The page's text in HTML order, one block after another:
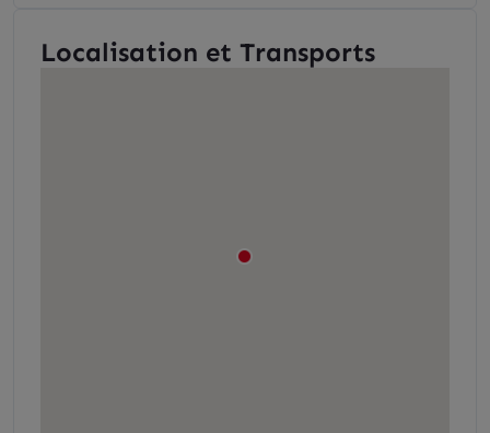
Localisation et Transports